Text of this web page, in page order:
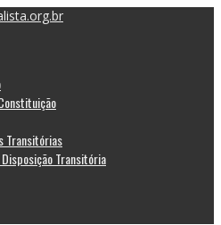
Transitórias
Transitória